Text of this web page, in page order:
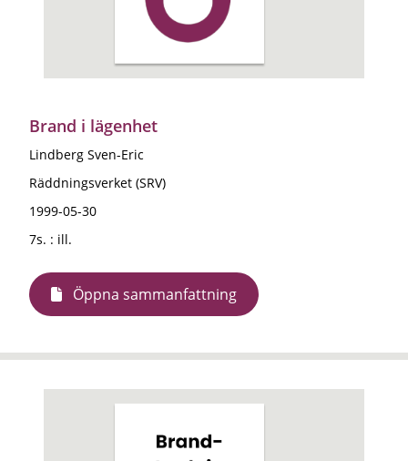
Brand i lägenhet
Lindberg Sven-Eric
Räddningsverket (SRV)
1999-05-30
7s. : ill.
Öppna sammanfattning